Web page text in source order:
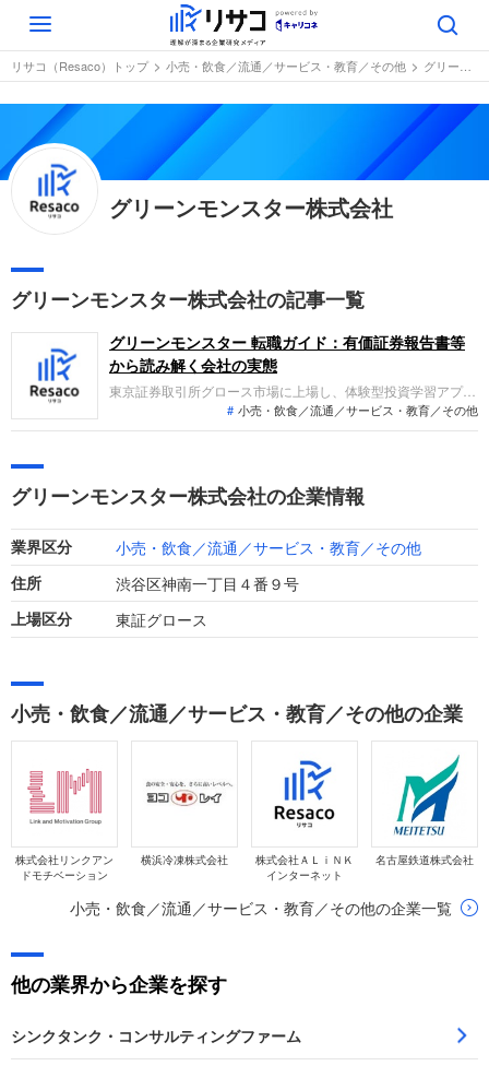
Toggle
navigation
リサコ（Resaco）トップ 小売・飲食／流通／サービス・教育／その他 グリーンモンスター株式会社
グリーンモンスター株式会社
グリーンモンスター株式会社の記事一覧
グリーンモンスター 転職ガイド：有価証券報告書等
から読み解く会社の実態
東京証券取引所グロース市場に上場し、体験型投資学習アプリ
の開発・運営を主力とする企業です。2025年6月期の連結業績
は、売上高が20.1億円（前期比2.5%増）と増収を確保しまし
となりました。
小売・飲食／流通／サービス・教育／その他
グリーンモンスター株式会社の企業情報
業界区分 小売・飲食／流通／サービス・教育／その他
住所 渋谷区神南一丁目４番９号
上場区分 東証グロース
小売・飲食／流通／サービス・教育／その他の企業
株式会社リンクアン
ドモチベーション
横浜冷凍株式会社
株式会社ＡＬｉＮＫ
インターネット
名古屋鉄道株式会社
小売・飲食／流通／サービス・教育／その他の企業一覧
他の業界から企業を探す
シンクタンク・コンサルティングファーム